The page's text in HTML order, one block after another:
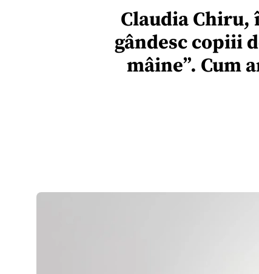
Claudia Chiru,
gândesc copiii
mâine”. Cum